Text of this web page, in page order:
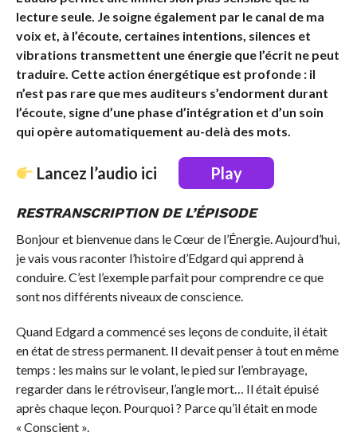
lecture seule. Je soigne également par le canal de ma
voix et, à l’écoute, certaines intentions, silences et
vibrations transmettent une énergie que l’écrit ne peut
traduire. Cette action énergétique est profonde : il
n’est pas rare que mes auditeurs s’endorment durant
l’écoute, signe d’une phase d’intégration et d’un soin
qui opère automatiquement au-delà des mots.
Lancez l’audio ici Play
RESTRANSCRIPTION DE L’ÉPISODE
Bonjour et bienvenue dans le Cœur de l’Énergie. Aujourd’hui,
je vais vous raconter l’histoire d’Edgard qui apprend à
conduire. C’est l’exemple parfait pour comprendre ce que
sont nos différents niveaux de conscience.
Quand Edgard a commencé ses leçons de conduite, il était
en état de stress permanent. Il devait penser à tout en même
temps : les mains sur le volant, le pied sur l’embrayage,
regarder dans le rétroviseur, l’angle mort… Il était épuisé
après chaque leçon. Pourquoi ? Parce qu’il était en mode
« Conscient ».